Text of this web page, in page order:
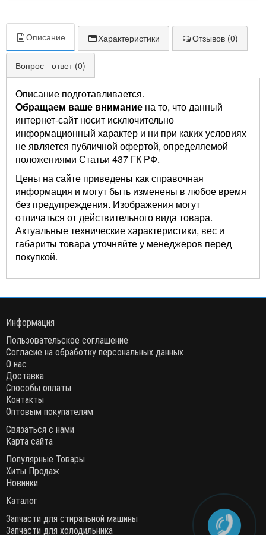
Описание Характеристики Отзывов (0)
Вопрос - ответ (0)
Описание подготавливается.
Обращаем ваше внимание на то, что данный
интернет-сайт носит исключительно
информационный характер и ни при каких условиях
не является публичной офертой, определяемой
положениями Статьи 437 ГК РФ.
Цены на сайте приведены как справочная
информация и могут быть изменены в любое время
без предупреждения. Изображения могут
отличаться от действительного вида товара.
Актуальные технические характеристики, вес и
габариты товара уточняйте у менеджеров перед
покупкой.
Информация
Пользовательское соглашение
Согласие на обработку персональных данных
О нас
Доставка
Способы оплаты
Контакты
Оптовым покупателям
Связаться с нами
Карта сайта
Популярные Товары
Хиты Продаж
Новинки
Каталог
Запчасти для стиральной машины
Запчасти для холодильника